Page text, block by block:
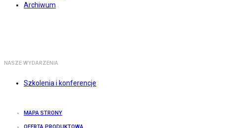
Archiwum
NASZE WYDARZENIA
Szkolenia i konferencje
MAPA STRONY